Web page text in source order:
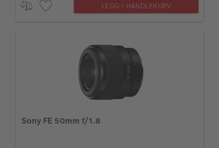
LEGG I HANDLEKURV
Sony FE 50mm f/1.8